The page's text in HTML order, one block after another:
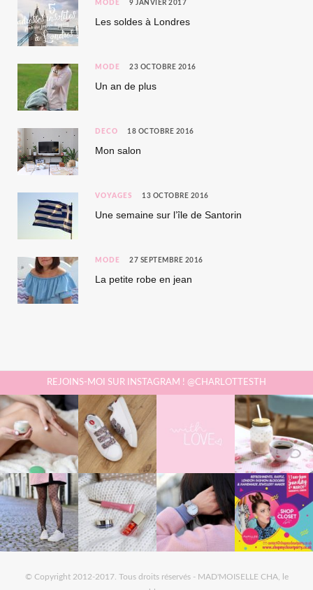
MODE 9 JANVIER 2017
Les soldes à Londres
MODE 23 OCTOBRE 2016
Un an de plus
DÉCO 18 OCTOBRE 2016
Mon salon
VOYAGES 13 OCTOBRE 2016
Une semaine sur l’île de Santorin
MODE 27 SEPTEMBRE 2016
La petite robe en jean
REJOINS-MOI SUR INSTAGRAM ! @CHARLOTTESTH
© Copyright 2012-2017. Tous droits réservés - MAD'MOISELLE CHA, le